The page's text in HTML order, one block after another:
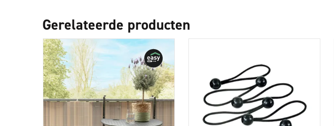
Gerelateerde producten